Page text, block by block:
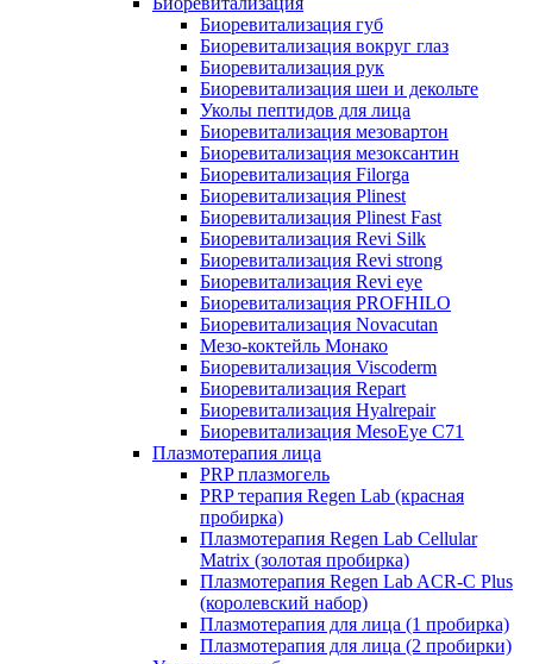
Биоревитализация губ
Биоревитализация вокруг глаз
Биоревитализация рук
Биоревитализация шеи и декольте
Уколы пептидов для лица
Биоревитализация мезовартон
Биоревитализация мезоксантин
Биоревитализация Filorga
Биоревитализация Plinest
Биоревитализация Plinest Fast
Биоревитализация Revi Silk
Биоревитализация Revi strong
Биоревитализация Revi eye
Биоревитализация PROFHILO
Биоревитализация Novacutan
Мезо-коктейль Монако
Биоревитализация Viscoderm
Биоревитализация Repart
Биоревитализация Hyalrepair
Биоревитализация MesoEye C71
Плазмотерапия лица
PRP плазмогель
PRP терапия Regen Lab (красная
пробирка)
Плазмотерапия Regen Lab Cellular
Matrix (золотая пробирка)
Плазмотерапия Regen Lab ACR-C Plus
(королевский набор)
Плазмотерапия для лица (1 пробирка)
Плазмотерапия для лица (2 пробирки)